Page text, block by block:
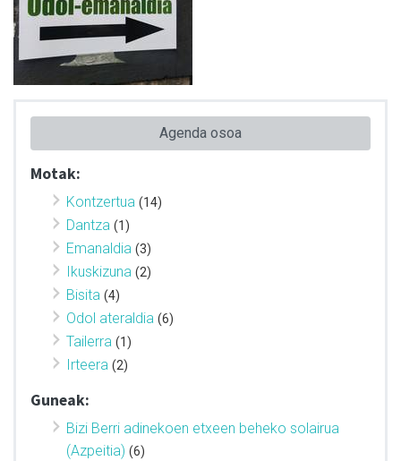
Agenda osoa
Motak:
Kontzertua (14)
Dantza (1)
Emanaldia (3)
Ikuskizuna (2)
Bisita (4)
Odol ateraldia (6)
Tailerra (1)
Irteera (2)
Guneak:
Bizi Berri adinekoen etxeen beheko solairua
(Azpeitia) (6)